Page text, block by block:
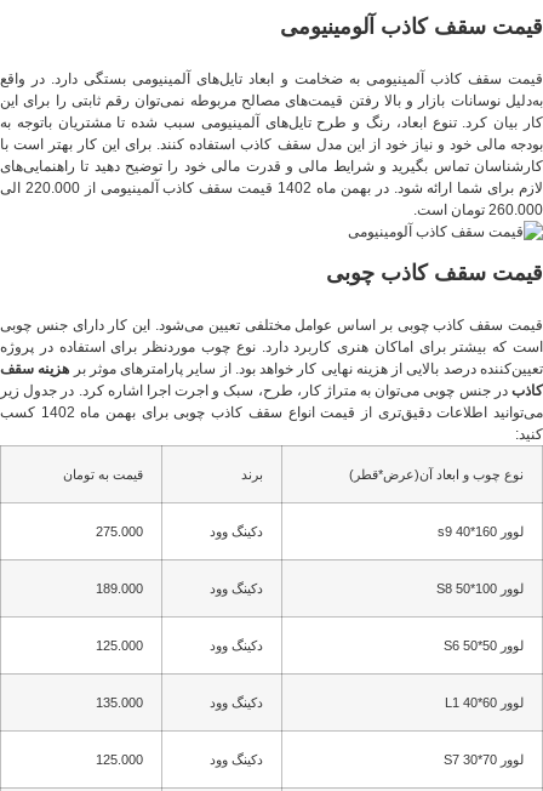
قیمت سقف کاذب آلومینیومی
قیمت سقف کاذب آلمینیومی به ضخامت و ابعاد تایل‌های آلمینیومی بستگی دارد. در واقع
به‌دلیل نوسانات بازار و بالا رفتن قیمت‌های مصالح مربوطه نمی‌توان رقم ثابتی را برای این
کار بیان کرد. تنوع ابعاد، رنگ و طرح تایل‌های آلمینیومی سبب شده تا مشتریان باتوجه به
بودجه مالی خود و نیاز خود از این مدل سقف کاذب استفاده کنند. برای این کار بهتر است با
کارشناسان تماس بگیرید و شرایط مالی و قدرت مالی خود را توضیح دهید تا راهنمایی‌های
لازم برای شما ارائه شود. در بهمن ماه 1402 قیمت سقف کاذب آلمینیومی از 220.000 الی
260.000 تومان است.
قیمت سقف کاذب چوبی
قیمت سقف کاذب چوبی بر اساس عوامل مختلفی تعیین می‌شود. این کار دارای جنس چوبی
است که بیشتر برای اماکان هنری کاربرد دارد. نوع چوب موردنظر برای استفاده در پروژه
تعیین‌کننده درصد بالایی از هزینه نهایی کار خواهد بود. از سایر پارامترهای موثر بر هزینه سقف
کاذب در جنس چوبی می‌توان به متراژ کار، طرح، سبک و اجرت اجرا اشاره کرد. در جدول زیر
می‌توانید اطلاعات دقیق‌تری از قیمت انواع سقف کاذب چوبی برای بهمن ماه 1402 کسب
کنید:
نوع چوب و ابعاد آن(عرض*قطر) برند قیمت به تومان
لوور 160*40 s9 دکینگ وود 275.000
لوور 100*50 S8 دکینگ وود 189.000
لوور 50*50 S6 دکینگ وود 125.000
لوور 60*40 L1 دکینگ وود 135.000
لوور 70*30 S7 دکینگ وود 125.000